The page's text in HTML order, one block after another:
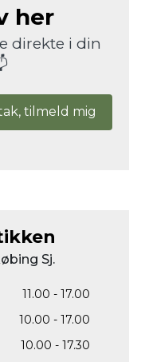
her
direkte i din
tilmeld mig
Sj.
11.00 - 17.00
10.00 - 17.00
10.00 - 17.30